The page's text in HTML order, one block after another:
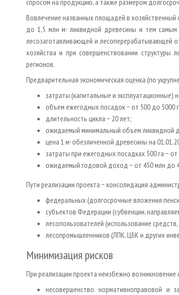
спросом на продукцию, а также размером
Вовлечение названных площадей в
до 1,5 млн м 3
ликвидной древесины и тем самым
лесозаготавливающей и лесоперерабатывающей
хозяйства и при совершенствовании структуры
регионов.
Предварительная экономическая оценка (по
затраты (капитальные и эксплуатационные)
объем ежегодных посадок − от 500 до 5000
длительность цикла − 20 лет;
ожидаемый минимальный объем ликвидной
цена 1 м 3 обезличенной древесины на
затраты при ежегодных посадках 500 га −
ожидаемый годовой доход − от 450 млн до
Пути реализации проекта − консолидация
федеральных (долгосрочные вложения
субъектов Федерации (субвенции,
лесопользователей (использование
лесопромышленников (ЛПК, ЦБК и других
Минимизация рисков
При реализации проекта неизбежно
несовершенство нормативно­правовой и